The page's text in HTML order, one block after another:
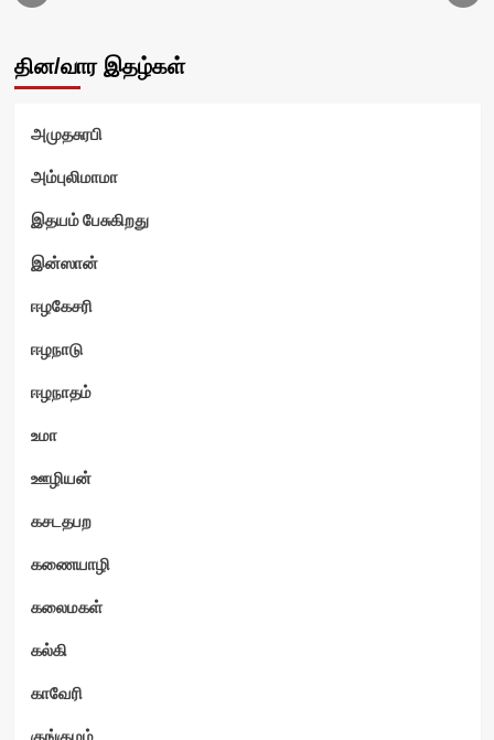
தின/வார இதழ்கள்
அமுதசுரபி
அம்புலிமாமா
இதயம் பேசுகிறது
இன்ஸான்
ஈழகேசரி
ஈழநாடு
ஈழநாதம்
உமா
ஊழியன்
கசடதபற
கணையாழி
கலைமகள்
கல்கி
காவேரி
குங்குமம்